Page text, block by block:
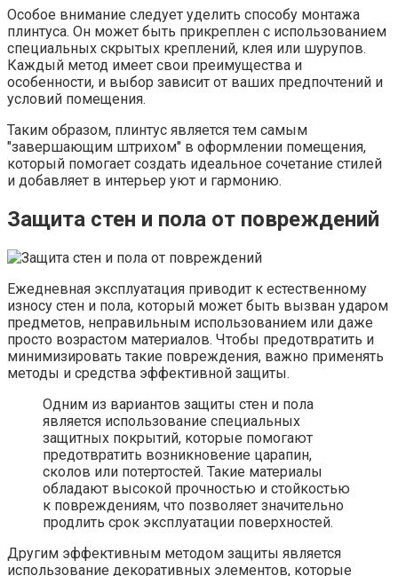
Особое внимание следует уделить способу монтажа
плинтуса. Он может быть прикреплен с использованием
специальных скрытых креплений, клея или шурупов.
Каждый метод имеет свои преимущества и
особенности, и выбор зависит от ваших предпочтений и
условий помещения.
Таким образом, плинтус является тем самым
"завершающим штрихом" в оформлении помещения,
который помогает создать идеальное сочетание стилей
и добавляет в интерьер уют и гармонию.
Защита стен и пола от повреждений
Ежедневная эксплуатация приводит к естественному
износу стен и пола, который может быть вызван ударом
предметов, неправильным использованием или даже
просто возрастом материалов. Чтобы предотвратить и
минимизировать такие повреждения, важно применять
методы и средства эффективной защиты.
Одним из вариантов защиты стен и пола
является использование специальных
защитных покрытий, которые помогают
предотвратить возникновение царапин,
сколов или потертостей. Такие материалы
обладают высокой прочностью и стойкостью
к повреждениям, что позволяет значительно
продлить срок эксплуатации поверхностей.
Другим эффективным методом защиты является
использование декоративных элементов, которые